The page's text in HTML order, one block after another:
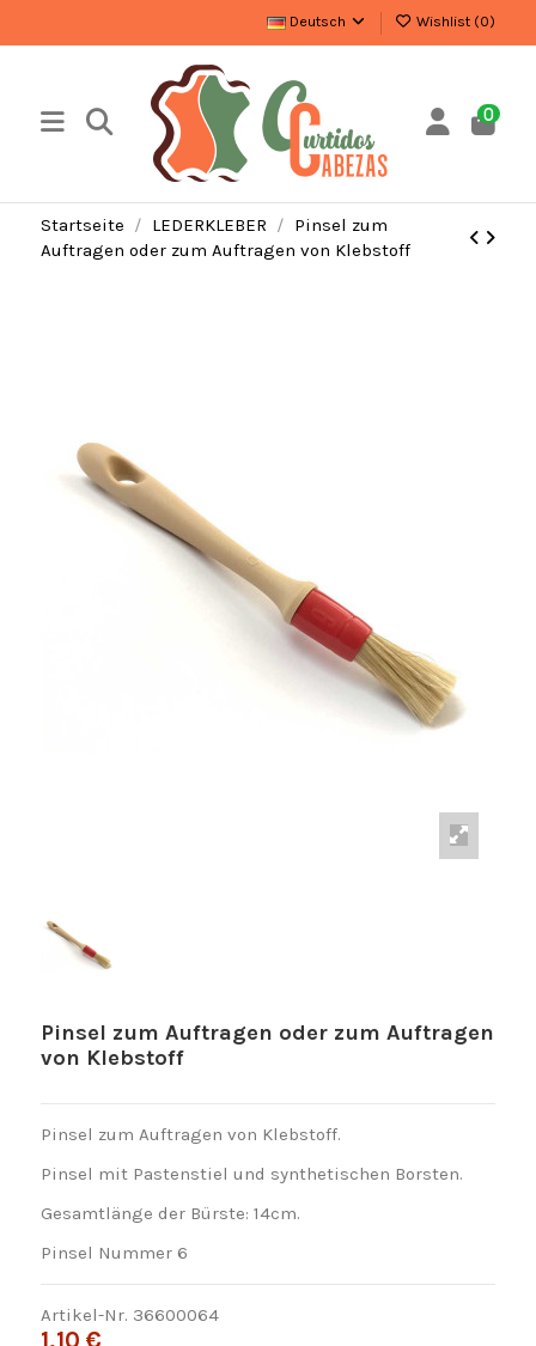
Deutsch Wishlist (0)
0
Startseite LEDERKLEBER
Pinsel zum
Auftragen oder zum Auftragen von Klebstoff
Pinsel zum Auftragen oder zum Auftragen
von Klebstoff
Pinsel zum Auftragen von Klebstoff.
Pinsel mit Pastenstiel und synthetischen Borsten.
Gesamtlänge der Bürste: 14cm.
Pinsel Nummer 6
Artikel-Nr. 36600064